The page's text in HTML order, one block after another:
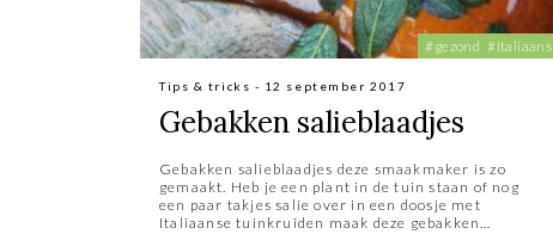
#gezond #italiaans
Tips & tricks - 12 september 2017
Gebakken salieblaadjes
Gebakken salieblaadjes deze smaakmaker is zo
gemaakt. Heb je een plant in de tuin staan of nog
een paar takjes salie over in een doosje met
Italiaanse tuinkruiden maak deze gebakken